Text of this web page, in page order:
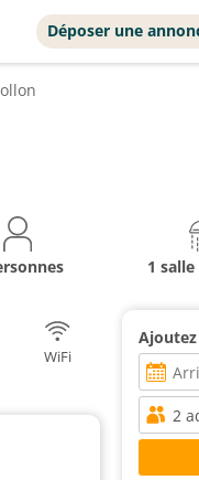
Déposer une
1
WiFi